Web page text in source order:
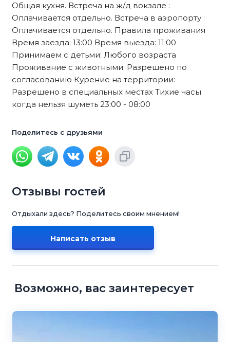
Общая кухня. Встреча на ж/д вокзале :
Оплачивается отдельно. Встреча в аэропорту :
Оплачивается отдельно. Правила проживания
Время заезда: 13:00 Время выезда: 11:00
Принимаем с детьми: Любого возраста
Проживание с животными: Разрешено по
согласованию Курение на территории:
Разрешено в специальных местах Тихие часы
когда нельзя шуметь 23:00 - 08:00
Поделитесь с друзьями
Отзывы гостей
Отдыхали здесь? Поделитесь своим мнением!
Написать отзыв
Возможно, вас заинтересует